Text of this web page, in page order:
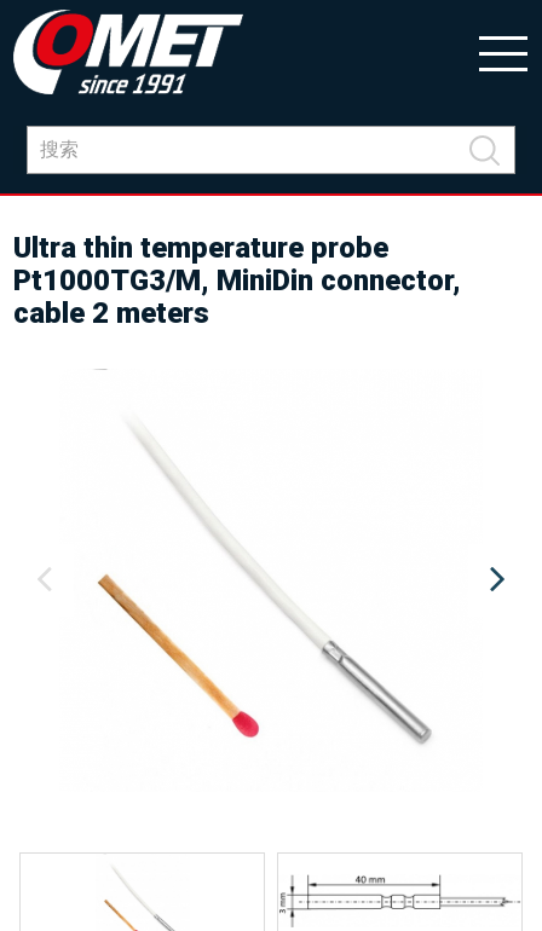
Ultra thin temperature probe
Pt1000TG3/M, MiniDin connector,
cable 2 meters